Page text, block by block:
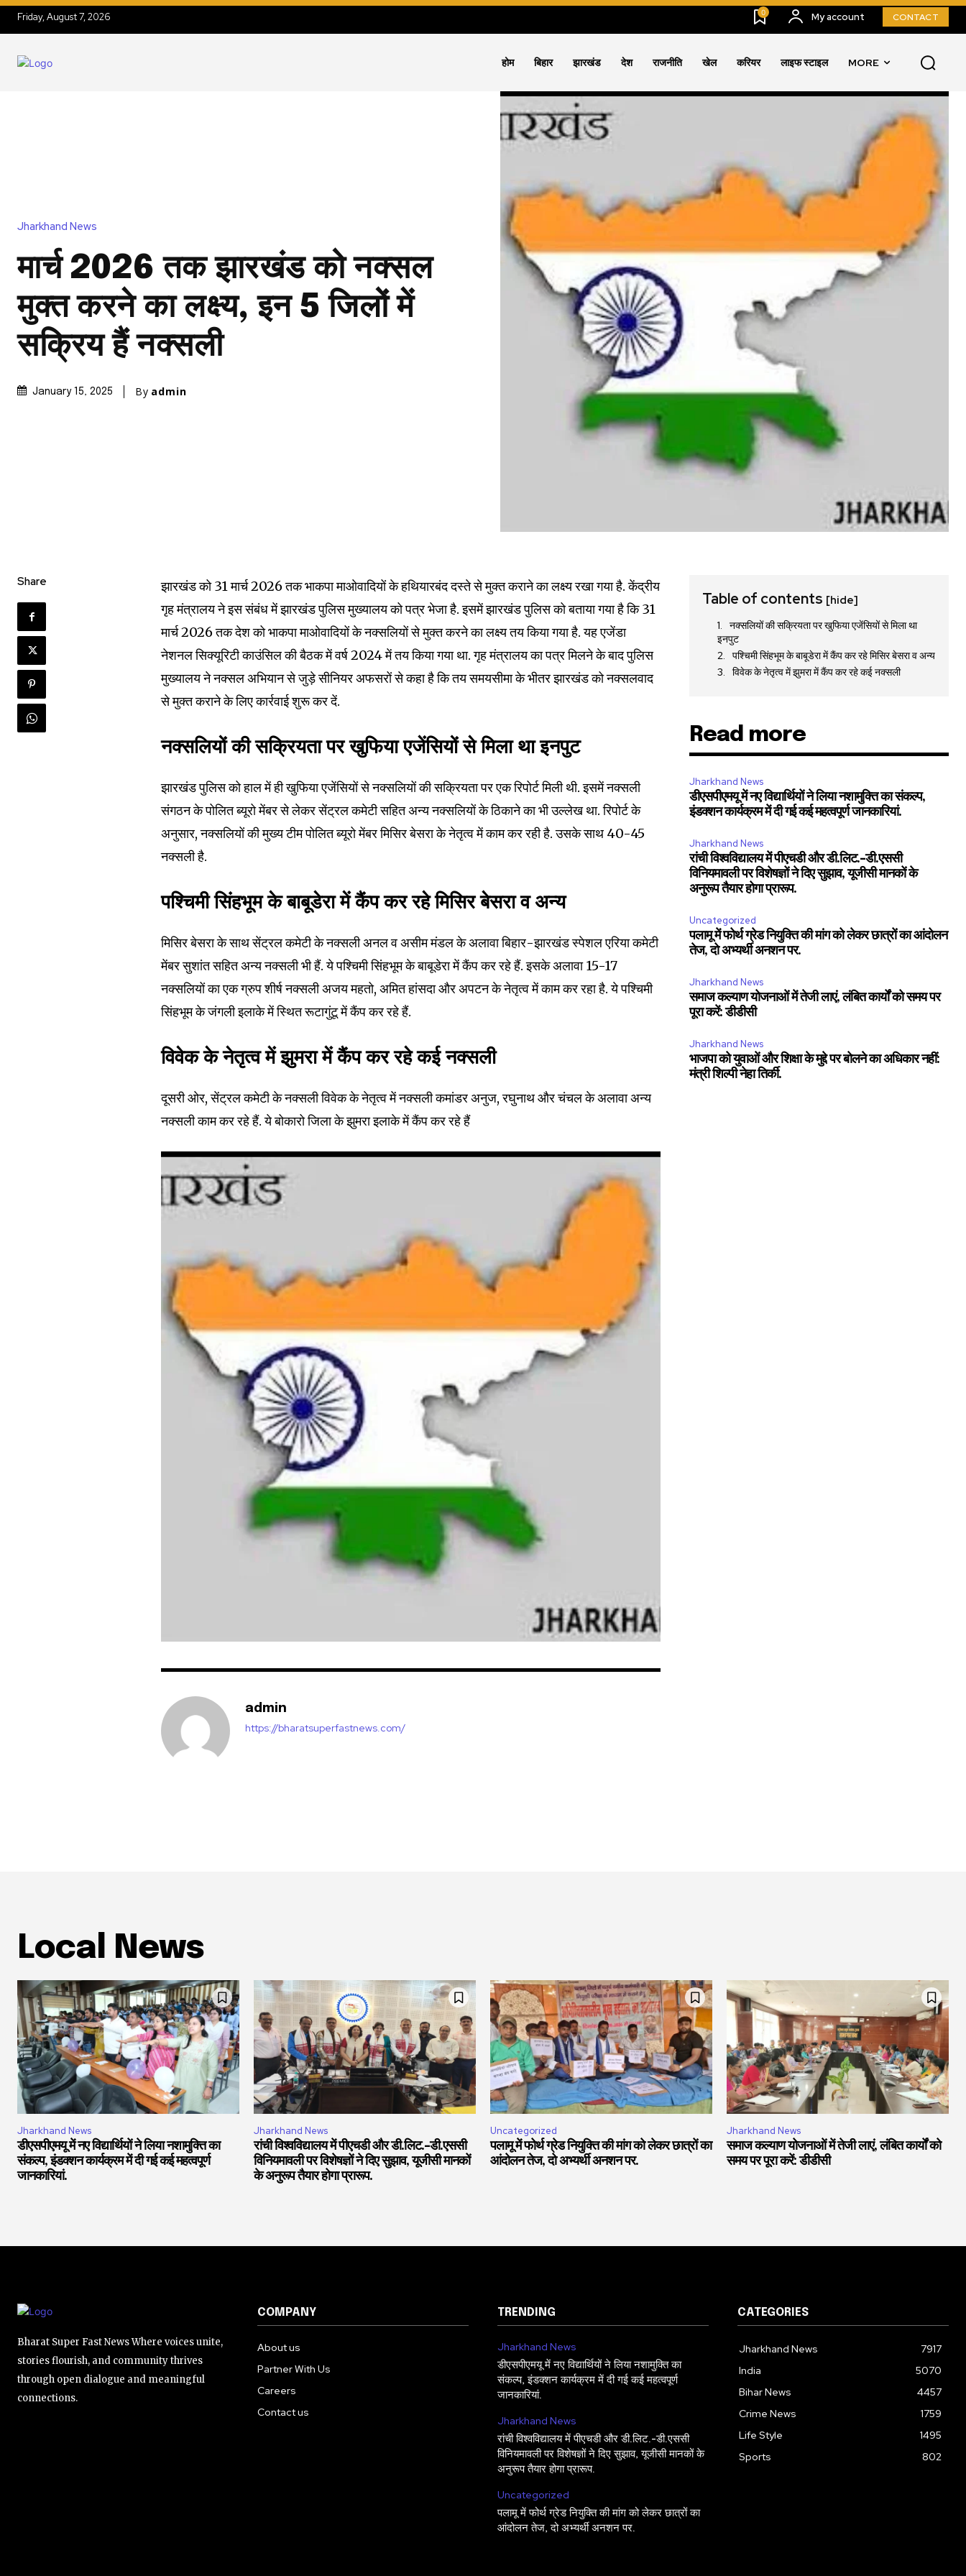
Join our community of
SUBSCRIBERS and be part
of the conversation.
To subscribe, simply enter your email address on our website or click
the subscribe button below. Don't worry, we respect your privacy and
SUBSCRIBE
Privacy Policy.
32,111 32,214
Friday, August 7, 2026 0 My account CONTACT
होम बिहार झारखंड देश राजनीति खेल करियर लाइफ स्टाइल MORE
Jharkhand News
मार्च 2026 तक झारखंड को नक्सल
मुक्त करने का लक्ष्य, इन 5 जिलों में
सक्रिय हैं नक्सली
January 15, 2025 By admin
Share
झारखंड को 31 मार्च 2026 तक भाकपा माओवादियों के हथियारबंद दस्ते से मुक्त कराने का लक्ष्य रखा गया है. केंद्रीय
गृह मंत्रालय ने इस संबंध में झारखंड पुलिस मुख्यालय को पत्र भेजा है. इसमें झारखंड पुलिस को बताया गया है कि 31
मार्च 2026 तक देश को भाकपा माओवादियों के नक्सलियों से मुक्त करने का लक्ष्य तय किया गया है. यह एजेंडा
नेशनल सिक्यूरिटी काउंसिल की बैठक में वर्ष 2024 में तय किया गया था. गृह मंत्रालय का पत्र मिलने के बाद पुलिस
मुख्यालय ने नक्सल अभियान से जुड़े सीनियर अफसरों से कहा है कि तय समयसीमा के भीतर झारखंड को नक्सलवाद
से मुक्त कराने के लिए कार्रवाई शुरू कर दें.
नक्सलियों की सक्रियता पर खुफिया एजेंसियों से मिला था इनपुट
झारखंड पुलिस को हाल में ही खुफिया एजेंसियों से नक्सलियों की सक्रियता पर एक रिपोर्ट मिली थी. इसमें नक्सली
संगठन के पोलित ब्यूरो मेंबर से लेकर सेंट्रल कमेटी सहित अन्य नक्सलियों के ठिकाने का भी उल्लेख था. रिपोर्ट के
अनुसार, नक्सलियों की मुख्य टीम पोलित ब्यूरो मेंबर मिसिर बेसरा के नेतृत्व में काम कर रही है. उसके साथ 40-45
नक्सली है.
पश्चिमी सिंहभूम के बाबूडेरा में कैंप कर रहे मिसिर बेसरा व अन्य
मिसिर बेसरा के साथ सेंट्रल कमेटी के नक्सली अनल व असीम मंडल के अलावा बिहार-झारखंड स्पेशल एरिया कमेटी
मेंबर सुशांत सहित अन्य नक्सली भी हैं. ये पश्चिमी सिंहभूम के बाबूडेरा में कैंप कर रहे हैं. इसके अलावा 15-17
नक्सलियों का एक ग्रुप शीर्ष नक्सली अजय महतो, अमित हांसदा और अपटन के नेतृत्व में काम कर रहा है. ये पश्चिमी
सिंहभूम के जंगली इलाके में स्थित रूटागुंटू में कैंप कर रहे हैं.
विवेक के नेतृत्व में झुमरा में कैंप कर रहे कई नक्सली
दूसरी ओर, सेंट्रल कमेटी के नक्सली विवेक के नेतृत्व में नक्सली कमांडर अनुज, रघुनाथ और चंचल के अलावा अन्य
नक्सली काम कर रहे हैं. ये बोकारो जिला के झुमरा इलाके में कैंप कर रहे हैं
admin
https://bharatsuperfastnews.com/
Table of contents [hide]
नक्सलियों की सक्रियता पर खुफिया एजेंसियों से मिला था
इनपुट
पश्चिमी सिंहभूम के बाबूडेरा में कैंप कर रहे मिसिर बेसरा व अन्य
विवेक के नेतृत्व में झुमरा में कैंप कर रहे कई नक्सली
Read more
Jharkhand News
डीएसपीएमयू में नए विद्यार्थियों ने लिया नशामुक्ति का संकल्प,
इंडक्शन कार्यक्रम में दी गई कई महत्वपूर्ण जानकारियां.
Jharkhand News
रांची विश्वविद्यालय में पीएचडी और डी.लिट.-डी.एससी
विनियमावली पर विशेषज्ञों ने दिए सुझाव, यूजीसी मानकों के
अनुरूप तैयार होगा प्रारूप.
Uncategorized
पलामू में फोर्थ ग्रेड नियुक्ति की मांग को लेकर छात्रों का आंदोलन
तेज, दो अभ्यर्थी अनशन पर.
Jharkhand News
समाज कल्याण योजनाओं में तेजी लाएं, लंबित कार्यों को समय पर
पूरा करें: डीडीसी
Jharkhand News
भाजपा को युवाओं और शिक्षा के मुद्दे पर बोलने का अधिकार नहीं:
मंत्री शिल्पी नेहा तिर्की.
Local News
Jharkhand News
डीएसपीएमयू में नए विद्यार्थियों ने लिया नशामुक्ति का
संकल्प, इंडक्शन कार्यक्रम में दी गई कई महत्वपूर्ण
जानकारियां.
Jharkhand News
रांची विश्वविद्यालय में पीएचडी और डी.लिट.-डी.एससी
विनियमावली पर विशेषज्ञों ने दिए सुझाव, यूजीसी मानकों
के अनुरूप तैयार होगा प्रारूप.
Uncategorized
पलामू में फोर्थ ग्रेड नियुक्ति की मांग को लेकर छात्रों का
आंदोलन तेज, दो अभ्यर्थी अनशन पर.
Jharkhand News
समाज कल्याण योजनाओं में तेजी लाएं, लंबित कार्यों को
समय पर पूरा करें: डीडीसी
Bharat Super Fast News Where voices unite,
stories flourish, and community thrives
through open dialogue and meaningful
connections.
COMPANY
About us
Partner With Us
Careers
Contact us
TRENDING
Jharkhand News
डीएसपीएमयू में नए विद्यार्थियों ने लिया नशामुक्ति का
संकल्प, इंडक्शन कार्यक्रम में दी गई कई महत्वपूर्ण
जानकारियां.
Jharkhand News
रांची विश्वविद्यालय में पीएचडी और डी.लिट.-डी.एससी
विनियमावली पर विशेषज्ञों ने दिए सुझाव, यूजीसी मानकों के
अनुरूप तैयार होगा प्रारूप.
Uncategorized
पलामू में फोर्थ ग्रेड नियुक्ति की मांग को लेकर छात्रों का
आंदोलन तेज, दो अभ्यर्थी अनशन पर.
CATEGORIES
Jharkhand News
7917
India
5070
Bihar News
4457
Crime News
1759
Life Style
1495
Sports
802